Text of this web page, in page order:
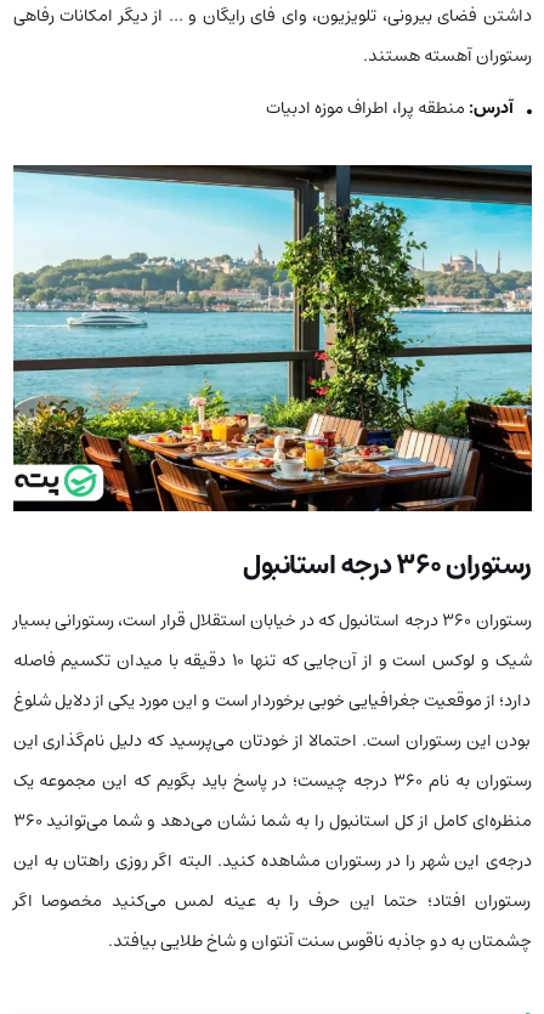
داشتن فضای بیرونی، تلویزیون، وای فای رایگان و … از دیگر امکانات رفاهی
رستوران آهسته هستند.
آدرس: منطقه پرا، اطراف موزه ادبیات
رستوران ۳۶۰ درجه استانبول
رستوران ۳۶۰ درجه استانبول که در خیابان استقلال قرار است، رستورانی بسیار
شیک و لوکس است و از آن‌جایی که تنها ۱۰ دقیقه با میدان تکسیم فاصله
دارد؛ از موقعیت جغرافیایی خوبی برخوردار است و این مورد یکی از دلایل شلوغ
بودن این رستوران است. احتمالا از خودتان می‌پرسید که دلیل نام‌گذاری این
رستوران به نام ۳۶۰ درجه چیست؛ در پاسخ باید بگویم که این مجموعه یک
منظر‌ه‌ای کامل از کل استانبول را به شما نشان می‌دهد و شما می‌توانید ۳۶۰
درجه‌ی این شهر را در رستوران مشاهده کنید. البته اگر روزی راهتان به این
رستوران افتاد؛ حتما این حرف را به عینه لمس می‌کنید مخصوصا اگر
چشمتان به دو جاذبه ناقوس سنت آنتوان و شاخ طلایی بیافتد.